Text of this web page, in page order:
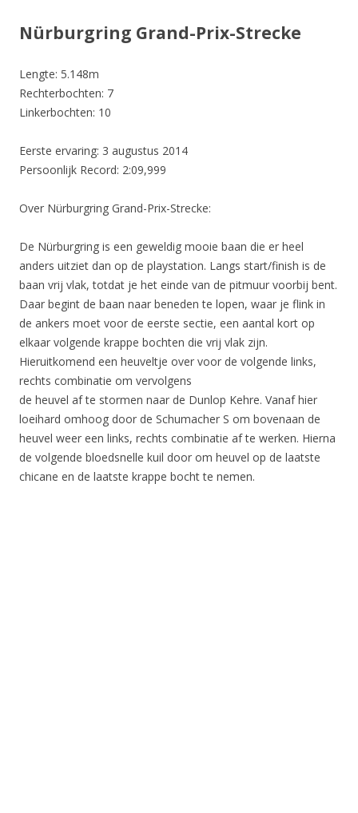
Nürburgring Grand-Prix-Strecke
Lengte: 5.148m
Rechterbochten: 7
Linkerbochten: 10
Eerste ervaring: 3 augustus 2014
Persoonlijk Record: 2:09,999
Over Nürburgring Grand-Prix-Strecke:
De Nürburgring is een geweldig mooie baan die er heel
anders uitziet dan op de playstation. Langs start/finish is de
baan vrij vlak, totdat je het einde van de pitmuur voorbij bent.
Daar begint de baan naar beneden te lopen, waar je flink in
de ankers moet voor de eerste sectie, een aantal kort op
elkaar volgende krappe bochten die vrij vlak zijn.
Hieruitkomend een heuveltje over voor de volgende links,
rechts combinatie om vervolgens
de heuvel af te stormen naar de Dunlop Kehre. Vanaf hier
loeihard omhoog door de Schumacher S om bovenaan de
heuvel weer een links, rechts combinatie af te werken. Hierna
de volgende bloedsnelle kuil door om heuvel op de laatste
chicane en de laatste krappe bocht te nemen.